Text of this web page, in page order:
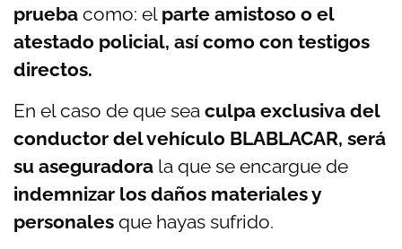
prueba como: el parte amistoso o el
atestado policial, así como con testigos
directos.
En el caso de que sea culpa exclusiva del
conductor del vehículo BLABLACAR, será
su aseguradora la que se encargue de
indemnizar los daños materiales y
personales que hayas sufrido.